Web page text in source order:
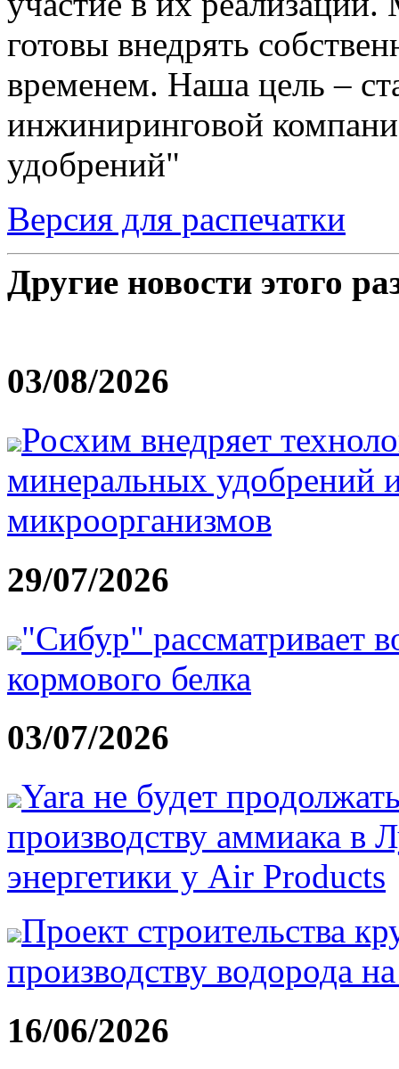
готовы внедрять
временем. Наша цель –
инжиниринговой
удобрений"
Версия для распечатки
Другие новости этого
03/08/2026
Росхим внедряет
минеральных удобрений
микроорганизмов
29/07/2026
"Сибур" рассматривает
кормового белка
03/07/2026
Yara не будет
производству аммиака в
энергетики у Air Products
Проект строительства
производству водорода
16/06/2026